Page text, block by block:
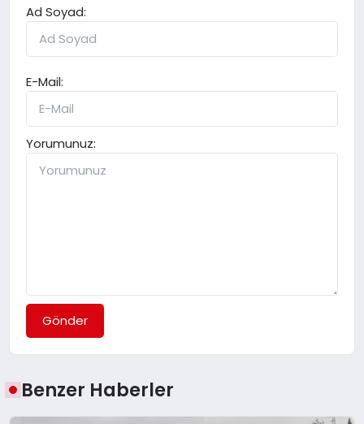
Ad Soyad:
E-Mail:
Yorumunuz:
Gönder
Benzer Haberler